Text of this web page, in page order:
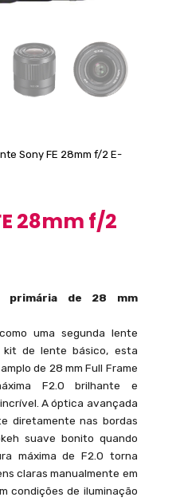
Sony FE 28mm f/2 E-
28mm f/2
primária de 28 mm
uma segunda lente
kit de lente básico, esta
de 28 mm Full Frame
F2.0 brilhante e
A óptica avançada
diretamente nas bordas
suave bonito quando
máxima de F2.0 torna
claras manualmente em
condições de iluminação